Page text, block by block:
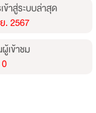
ข้าสู่ระบบล่าสุด
. 2567
เข้าชม
0